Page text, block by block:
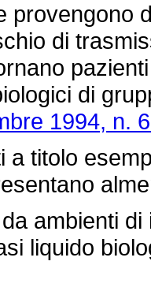
di
di
1994, n.
titolo
ambienti di
liquido